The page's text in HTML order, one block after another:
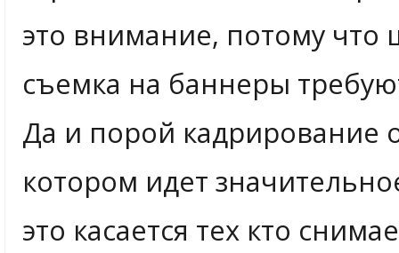
это внимание, потому
съемка на баннеры
Да и порой кадрирование
котором идет
это касается тех кто